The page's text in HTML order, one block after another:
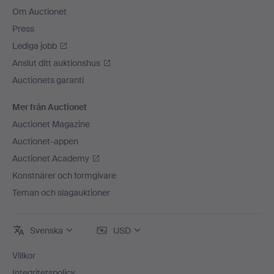
Om Auctionet
Press
Lediga jobb
Anslut ditt auktionshus
Auctionets garanti
Mer från Auctionet
Auctionet Magazine
Auctionet-appen
Auctionet Academy
Konstnärer och formgivare
Teman och slagauktioner
Svenska USD
Villkor